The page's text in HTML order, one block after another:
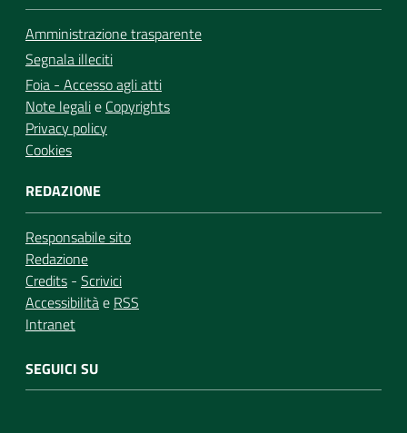
Amministrazione trasparente
Segnala illeciti
Foia - Accesso agli atti
Note legalie Copyrights
Privacy policy
Cookies
REDAZIONE
Responsabile sito
Redazione
Credits - Scrivici
Accessibilitàe RSS
Intranet
SEGUICI SU